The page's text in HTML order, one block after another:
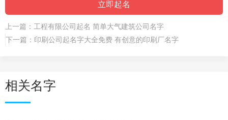
上一篇： 工程有限公司起名 简单大气建筑公司名字
下一篇： 印刷公司起名字大全免费 有创意的印刷厂名字
相关名字